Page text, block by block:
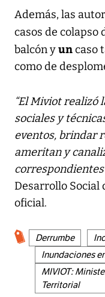
Además, las
casos de colapso
balcón yuncaso
como de
“El Miviot realizó
sociales y
eventos, brindar
ameritan y
Desarrollo Social
oficial.
Derrumbe
Inundaciones
MIVIOT:
Territorial